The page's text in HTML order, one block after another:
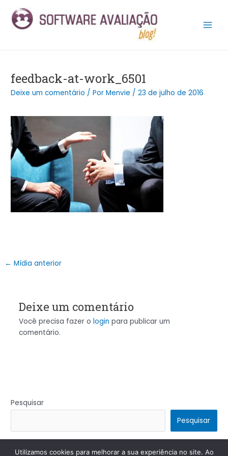
para
feedback-at-work_6501
Deixe um comentário / PorMenvie /23 de julho de 2016
navigation
← Mídia anterior
Deixe um comentário
Você precisa fazer o login para publicar um
comentário.
Pesquisar
Pesquisar
Utilizamos cookies para melhorar a sua experiência no site. Ao